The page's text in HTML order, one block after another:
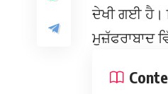
ਦੇਖੀ ਗਈ ਹੈ।
ਮੁਜ਼ੱਫਰਾਬਾਦ